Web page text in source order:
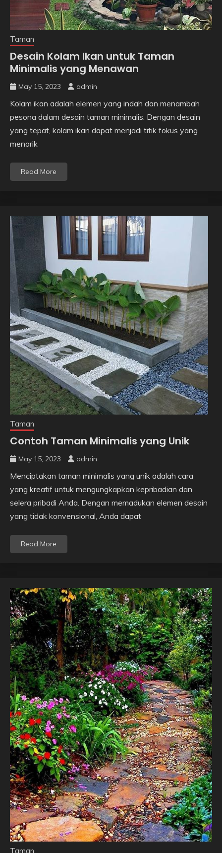
Taman
Desain Kolam Ikan untuk Taman
Minimalis yang Menawan
May 15, 2023 admin
Kolam ikan adalah elemen yang indah dan menambah
pesona dalam desain taman minimalis. Dengan desain
yang tepat, kolam ikan dapat menjadi titik fokus yang
menarik
Read More
Taman
Contoh Taman Minimalis yang Unik
May 15, 2023 admin
Menciptakan taman minimalis yang unik adalah cara
yang kreatif untuk mengungkapkan kepribadian dan
selera pribadi Anda. Dengan memadukan elemen desain
yang tidak konvensional, Anda dapat
Read More
Taman